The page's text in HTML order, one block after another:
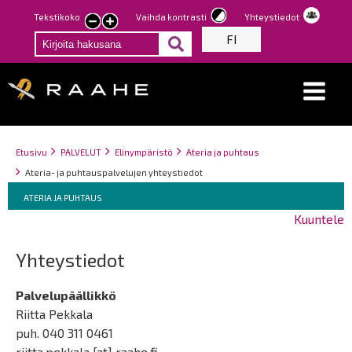
Hyppää
pääsisältöön
Tekstikoko
Pienennä
tekstin
kokoa
Suurenna
tekstin
kokoa
Vaihda kontrasti Yhteystiedot
FI
Breadcrumbs
You
are
Etusivu PALVELUT Elinympäristö
Ateria ja puhtaus
Ateria- ja puhtauspalvelujen yhteystiedot
Breadcrumbs
You
are
ATERIA JA PUHTAUS
Kuuntele
Yhteystiedot
Palvelupäällikkö
Riitta Pekkala
puh. 040 311 0461